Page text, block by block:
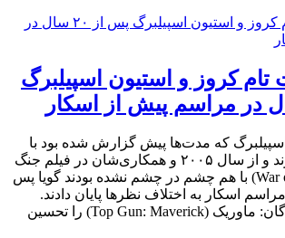
کروز و استیون اسپیلبرگ
که مدت‌ها پیش گزارش شده بود با
یکدیگر خصومت دارند و از سال ۲۰۰۵ و همکاری‌شان در فیلم جنگ
دنیاها (War of the Worlds) با هم چشم در چشم نشده بودند گویا پس
مراسم اسکار به اختلاف نظرها پایان دادند.
اسپیلبرگ فیلم تاپ گان: ماوریک (Top Gun: Maverick) را تحسین